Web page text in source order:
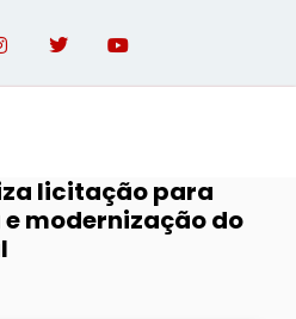
licitação para
modernização do